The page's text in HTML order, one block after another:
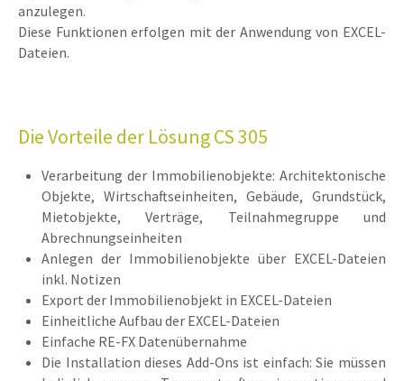
anzulegen.
Diese Funktionen erfolgen mit der Anwendung von EXCEL-
Dateien.
Die Vorteile der Lösung CS 305
Verarbeitung der Immobilienobjekte: Architektonische
Objekte, Wirtschaftseinheiten, Gebäude, Grundstück,
Mietobjekte, Verträge, Teilnahmegruppe und
Abrechnungseinheiten
Anlegen der Immobilienobjekte über EXCEL-Dateien
inkl. Notizen
Export der Immobilienobjekt in EXCEL-Dateien
Einheitliche Aufbau der EXCEL-Dateien
Einfache RE-FX Datenübernahme
Die Installation dieses Add-Ons ist einfach: Sie müssen